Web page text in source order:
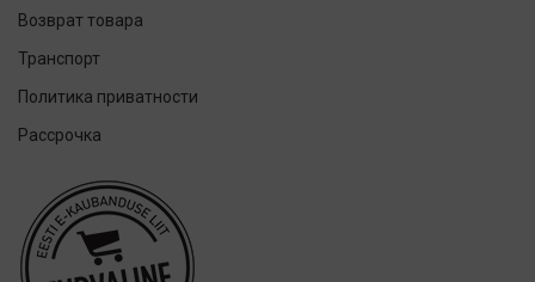
Miradent
Mizuha
OraCoat
Возврат товара
Транспорт
Политика приватности
Рассрочка